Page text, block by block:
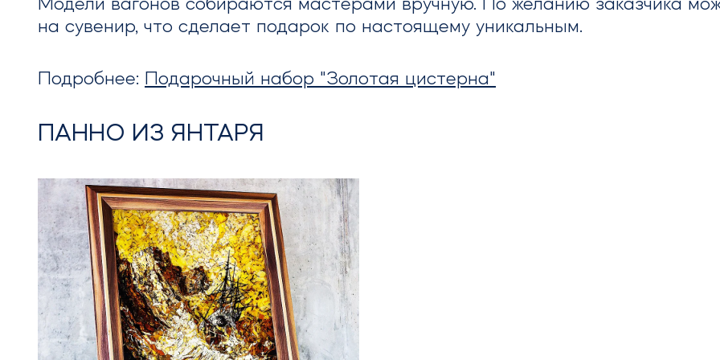
Модели вагонов собираются мастерами вручную. По желанию заказчика
на сувенир, что сделает подарок по настоящему уникальным.
Подробнее: Подарочный набор "Золотая цистерна"
ПАННО ИЗ ЯНТАРЯ